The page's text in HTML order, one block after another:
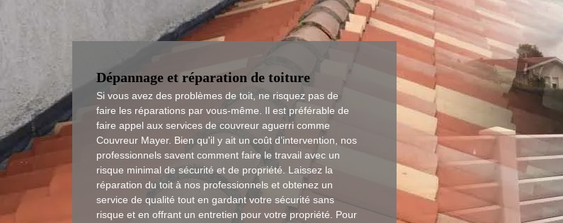
Dépannage et réparation de toiture
Si vous avez des problèmes de toit, ne risquez pas de
faire les réparations par vous-même. Il est préférable de
faire appel aux services de couvreur aguerri comme
Couvreur Mayer. Bien qu'il y ait un coût d’intervention, nos
professionnels savent comment faire le travail avec un
risque minimal de sécurité et de propriété. Laissez la
réparation du toit à nos professionnels et obtenez un
service de qualité tout en gardant votre sécurité sans
risque et en offrant un entretien pour votre propriété. Pour